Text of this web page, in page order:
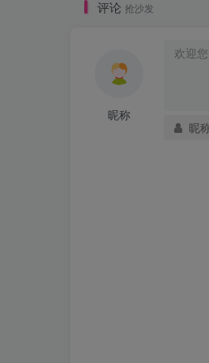
评论 抢沙发
昵称
昵